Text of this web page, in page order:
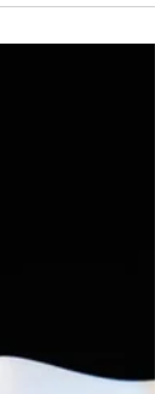
rides plus
vous explique